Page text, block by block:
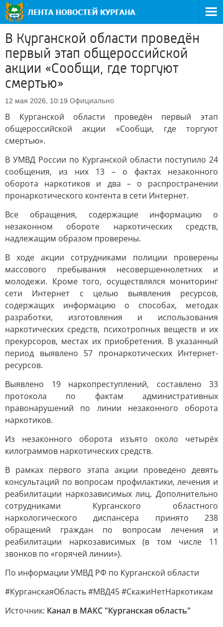
В Курганской области проведён
первый этап общероссийской
акции «Сообщи, где торгуют
смертью»
12 мая 2026, 10:19 Официально
В Курганской области проведён первый этап
общероссийской акции «Сообщи, где торгуют
смертью».
В УМВД России по Курганской области поступило 24
сообщения, из них 13 – о фактах незаконного
оборота наркотиков и два – о распространении
пронаркотического контента в сети Интернет.
Все обращения, содержащие информацию о
незаконном обороте наркотических средств,
надлежащим образом проверены.
В ходе акции сотрудниками полиции проверены
массового пребывания несовершеннолетних и
молодежи. Кроме того, осуществлялся мониторинг
сети Интернет с целью выявления ресурсов,
содержащих информацию о способах, методах
разработки, изготовления и использования
наркотических средств, психотропных веществ и их
прекурсоров, местах их приобретения. В указанный
период выявлено 57 пронаркотических Интернет-
ресурсов.
Выявлено 19 наркопреступлений, составлено 33
протокола по фактам административных
правонарушений по линии незаконного оборота
наркотиков.
Из незаконного оборота изъято около четырёх
килограммов наркотических средств.
В рамках первого этапа акции проведено девять
консультаций по вопросам профилактики, лечения и
реабилитации наркозависимых лиц. Дополнительно
сотрудниками Курганского областного
наркологического диспансера принято 238
обращений граждан по вопросам лечения и
реабилитации наркозависимых (в том числе 11
звонков по «горячей линии»).
По информации УМВД РФ по Курганской области
#КурганскаяОбласть #МВД45 #СкажиНетНаркотикам
Источник: Канал в МАКС "Курганская область"